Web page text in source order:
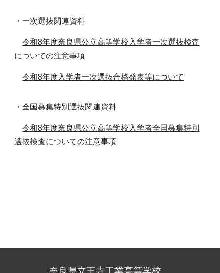
・一次選抜関連資料
令和8年度奈良県公立高等学校入学者一次選抜検査
についての注意事項
令和8年度入学者一次選抜合格発表等について
・全国募集特別選抜関連資料
令和8年度奈良県公立高等学校入学者全国募集特別
選抜検査についての注意事項
奈良県立王寺工業高等学校